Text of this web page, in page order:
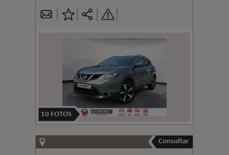
10 FOTOS
Consultar